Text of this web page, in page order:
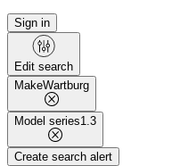
Sign in
Edit search
MakeWartburg
Model series1.3
Create search alert